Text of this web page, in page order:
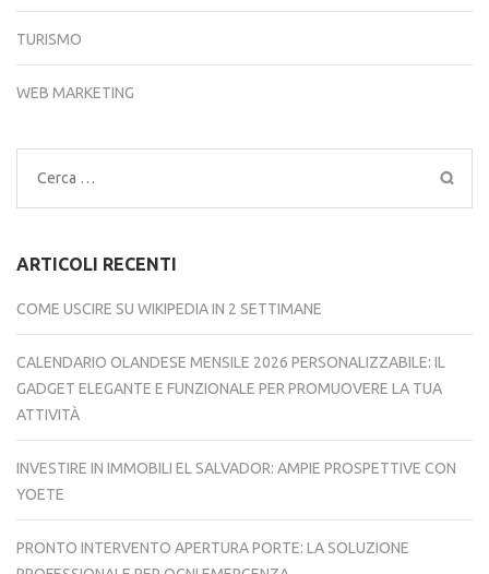
TURISMO
WEB MARKETING
Ricerca
per:
ARTICOLI RECENTI
COME USCIRE SU WIKIPEDIA IN 2 SETTIMANE
CALENDARIO OLANDESE MENSILE 2026 PERSONALIZZABILE: IL
GADGET ELEGANTE E FUNZIONALE PER PROMUOVERE LA TUA
ATTIVITÀ
INVESTIRE IN IMMOBILI EL SALVADOR: AMPIE PROSPETTIVE CON
YOETE
PRONTO INTERVENTO APERTURA PORTE: LA SOLUZIONE